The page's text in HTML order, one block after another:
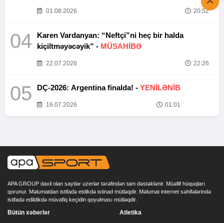
01.08.2026 20:52
04
Karen Vardanyan: “Neftçi”ni heç bir halda
kiçiltməyəcəyik” - MÜSAHİBƏ
22.07.2026 22:26
05 DÇ-2026: Argentina finalda! - YENİLƏNİB
16.07.2026 01:01
APA GROUP daxil olan saytlar uzerlər tərəfindən tam dəstəklənir. Müəllif hüquqları
qorunur. Məlumatdan istifadə etdikdə istinad mütləqdir. Məlumat internet səhifələrində
istifadə edildikdə müvafiq keçidin qoyulması mütləqdir.
Bütün xəbərlər Atletika